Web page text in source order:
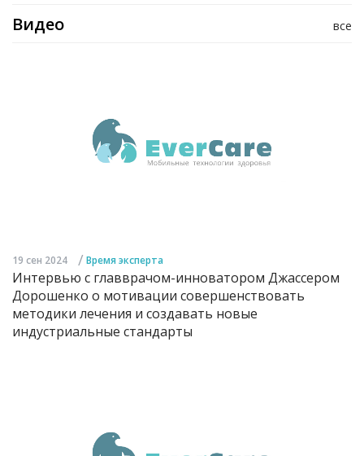
все
Видео
19 сен 2024 / Время эксперта
Интервью с главврачом-инноватором Джассером
Дорошенко о мотивации совершенствовать
методики лечения и создавать новые
индустриальные стандарты